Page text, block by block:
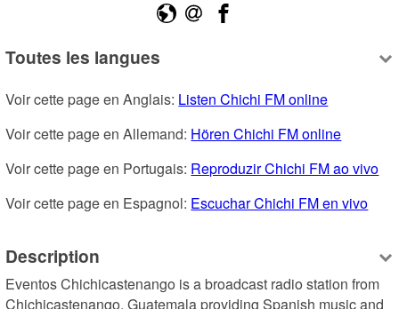
Toutes les langues
Voir cette page en Anglais: Listen Chichi FM online
Voir cette page en Allemand: Hören Chichi FM online
Voir cette page en Portugais: Reproduzir Chichi FM ao vivo
Voir cette page en Espagnol: Escuchar Chichi FM en vivo
Description
Eventos Chichicastenango is a broadcast radio station from
Chichicastenango, Guatemala providing Spanish music and